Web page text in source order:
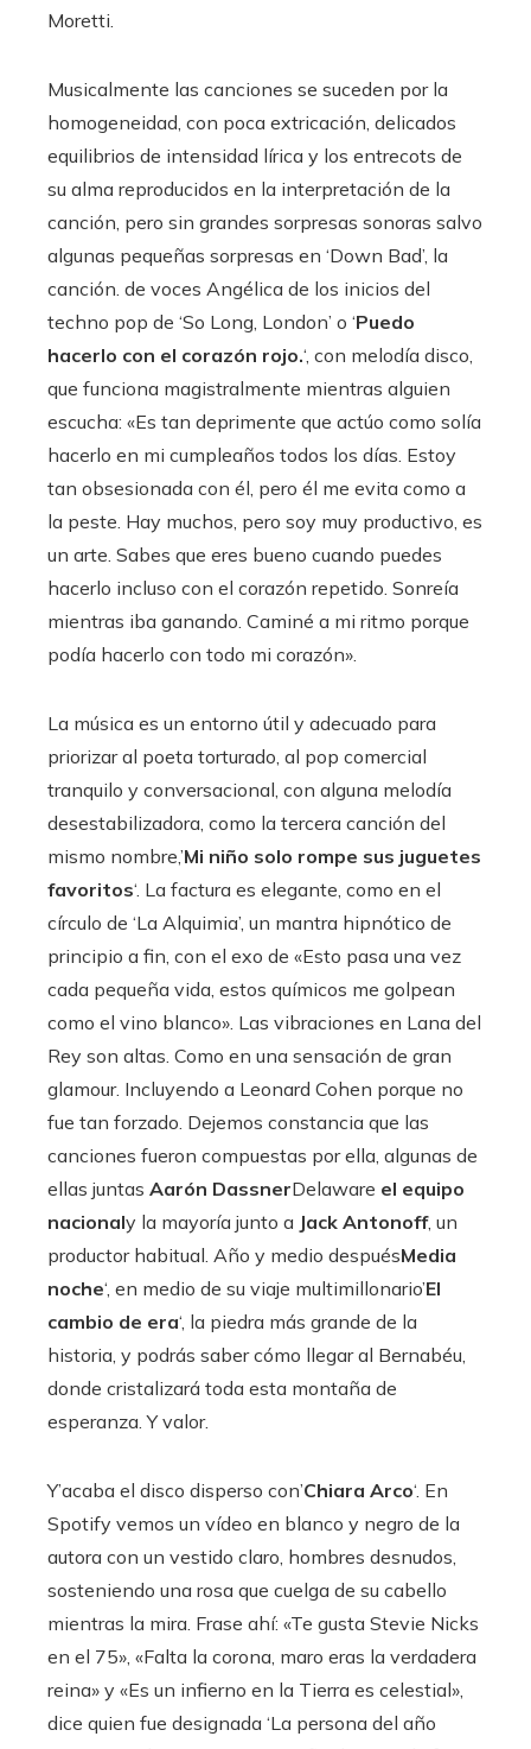
Moretti.
Musicalmente las canciones se suceden por la
homogeneidad, con poca extricación, delicados
equilibrios de intensidad lírica y los entrecots de
su alma reproducidos en la interpretación de la
canción, pero sin grandes sorpresas sonoras salvo
algunas pequeñas sorpresas en ‘Down Bad’, la
canción. de voces Angélica de los inicios del
techno pop de ‘So Long, London’ o ‘Puedo
hacerlo con el corazón rojo.‘, con melodía disco,
que funciona magistralmente mientras alguien
escucha: «Es tan deprimente que actúo como solía
hacerlo en mi cumpleaños todos los días. Estoy
tan obsesionada con él, pero él me evita como a
la peste. Hay muchos, pero soy muy productivo, es
un arte. Sabes que eres bueno cuando puedes
hacerlo incluso con el corazón repetido. Sonreía
mientras iba ganando. Caminé a mi ritmo porque
podía hacerlo con todo mi corazón».
La música es un entorno útil y adecuado para
priorizar al poeta torturado, al pop comercial
tranquilo y conversacional, con alguna melodía
desestabilizadora, como la tercera canción del
mismo nombre,’Mi niño solo rompe sus juguetes
favoritos‘. La factura es elegante, como en el
círculo de ‘La Alquimia’, un mantra hipnótico de
principio a fin, con el exo de «Esto pasa una vez
cada pequeña vida, estos químicos me golpean
como el vino blanco». Las vibraciones en Lana del
Rey son altas. Como en una sensación de gran
glamour. Incluyendo a Leonard Cohen porque no
fue tan forzado. Dejemos constancia que las
canciones fueron compuestas por ella, algunas de
ellas juntas Aarón DassnerDelaware el equipo
nacionaly la mayoría junto a Jack Antonoff, un
productor habitual. Año y medio despuésMedia
noche‘, en medio de su viaje multimillonario’El
cambio de era‘, la piedra más grande de la
historia, y podrás saber cómo llegar al Bernabéu,
donde cristalizará toda esta montaña de
esperanza. Y valor.
Y’acaba el disco disperso con’Chiara Arco‘. En
Spotify vemos un vídeo en blanco y negro de la
autora con un vestido claro, hombres desnudos,
sosteniendo una rosa que cuelga de su cabello
mientras la mira. Frase ahí: «Te gusta Stevie Nicks
en el 75», «Falta la corona, maro eras la verdadera
reina» y «Es un infierno en la Tierra es celestial»,
dice quien fue designada ‘La persona del año